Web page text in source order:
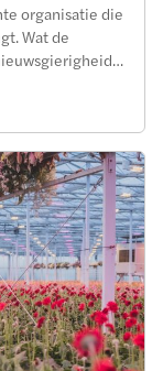
organisatie die
Wat de